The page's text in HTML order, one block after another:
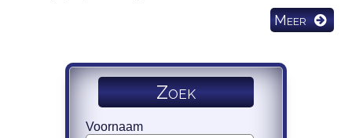
Meer
Zoek
Voornaam